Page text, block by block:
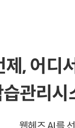
제, 어디
관리